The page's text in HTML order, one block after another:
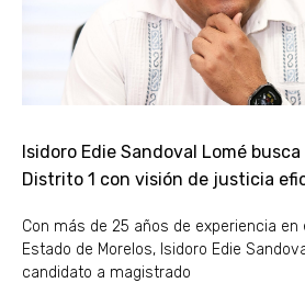
Isidoro Edie Sandoval Lomé
Distrito 1 con visión de justicia
Con más de 25 años de experiencia en
Estado de Morelos, Isidoro Edie
candidato a magistrado